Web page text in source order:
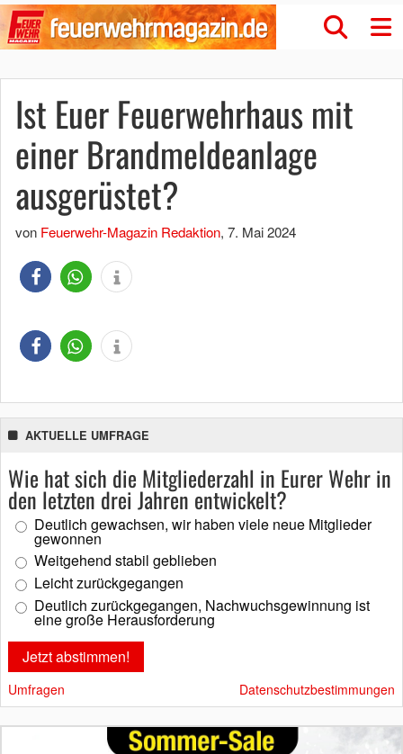
Ist Euer Feuerwehrhaus mit
einer Brandmeldeanlage
ausgerüstet?
von Feuerwehr-Magazin Redaktion, 7. Mai 2024
AKTUELLE UMFRAGE
Wie hat sich die Mitgliederzahl in Eurer Wehr in
den letzten drei Jahren entwickelt?
Deutlich gewachsen, wir haben viele neue Mitglieder
gewonnen
Weitgehend stabil geblieben
Leicht zurückgegangen
Deutlich zurückgegangen, Nachwuchsgewinnung ist
eine große Herausforderung
Umfragen Datenschutzbestimmungen